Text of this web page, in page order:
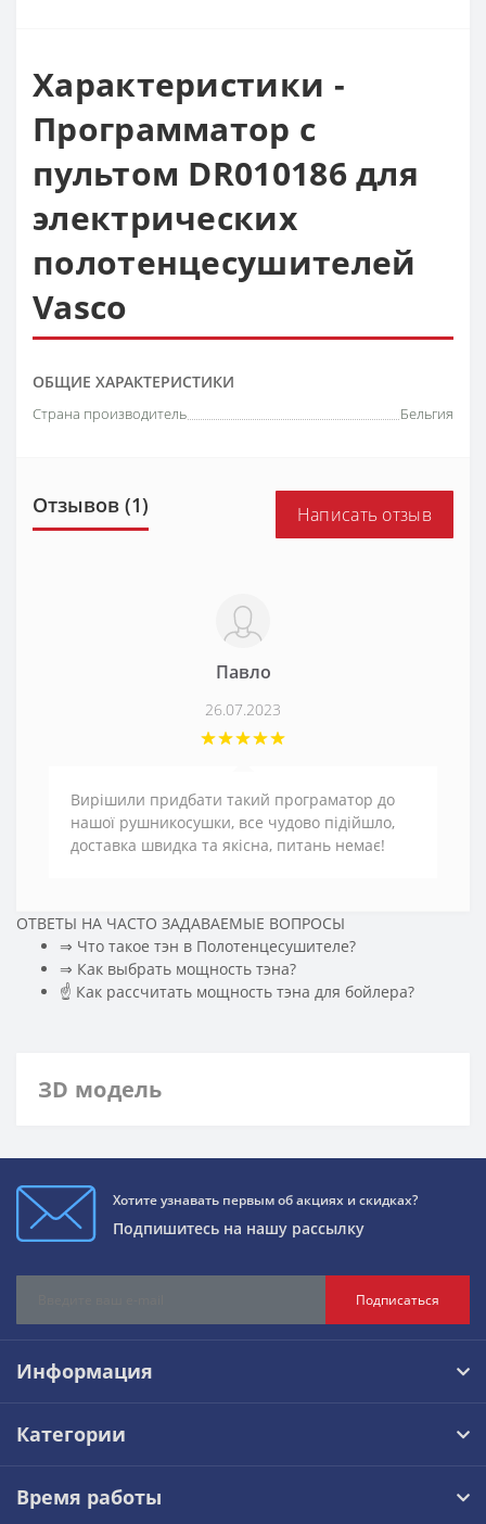
Характеристики -
Программатор с
пультом DR010186 для
электрических
полотенцесушителей
Vasco
ОБЩИЕ ХАРАКТЕРИСТИКИ
Страна производитель Бельгия
Отзывов (1) Написать отзыв
Павло
26.07.2023
Вирішили придбати такий програматор до
нашої рушникосушки, все чудово підійшло,
доставка швидка та якісна, питань немає!
ОТВЕТЫ НА ЧАСТО ЗАДАВАЕМЫЕ ВОПРОСЫ
⇒ Что такое тэн в Полотенцесушителе?
⇒ Как выбрать мощность тэна?
☝ Как рассчитать мощность тэна для бойлера?
ЗD модель
Хотите узнавать первым об акциях и скидках?
Подпишитесь на нашу рассылку
Подписаться
Информация
Категории
Время работы